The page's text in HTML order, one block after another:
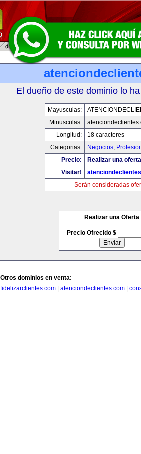
El dueño de este dominio lo
Mayusculas:
Minusculas:
Longitud:
18 caracteres
Categorias:
Negocios,
Precio:
Realizar una
Visitar!
Serán consideradas
Realizar una Oferta
Precio Ofrecido $
Otros dominios en venta:
fidelizarclientes.com
atenciondeclientes.com